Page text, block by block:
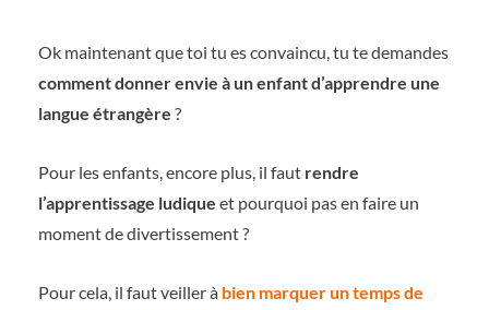
Ok maintenant que toi tu es convaincu, tu te demandes
comment donner envie à un enfant d’apprendre une
langue étrangère ?
Pour les enfants, encore plus, il faut rendre
l’apprentissage ludique et pourquoi pas en faire un
moment de divertissement ?
Pour cela, il faut veiller à bien marquer un temps de